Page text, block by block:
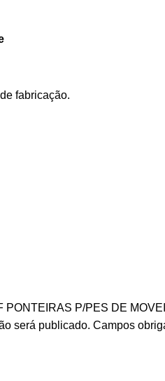
fabricação.
PONTEIRAS P/PES DE
será publicado. Campos